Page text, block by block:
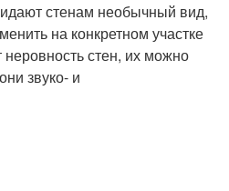
стенам необычный вид,
на конкретном участке
стен, их можно
звуко- и